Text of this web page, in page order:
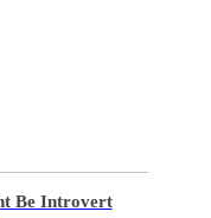
Be Introvert